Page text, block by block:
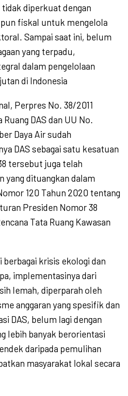
diperkuat dengan
fiskal untuk mengelola
Sampai saat ini, belum
yang terpadu,
dalam pengelolaan
di Indonesia
Perpres No. 38/2011
DAS dan UU No.
Daya Air sudah
DAS sebagai satu kesatuan
tersebut juga telah
yang dituangkan dalam
120 Tahun 2020 tentang
Presiden Nomor 38
Tata Ruang Kawasan
krisis ekologi dan
implementasinya dari
lemah, diperparah oleh
anggaran yang spesifik dan
DAS, belum lagi dengan
lebih banyak berorientasi
daripada pemulihan
masyarakat lokal secara